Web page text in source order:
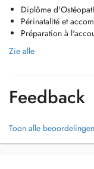
- Service de maternité
Hospitalier Rives de
- Service de gériatrie
- Service d'oncologie
- Périnatalité et
- Ostéopathie pédiatrique
- Ventousothérapie et
Diplôme
Périnatalité et
Préparation à
Zie alle
Feedback
Toon alle beoordelingen